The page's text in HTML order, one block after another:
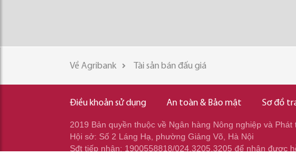
Về Agribank Tài sản bán đấu giá
Điều khoản sử dụng An toàn & Bảo mật Sơ đồ
2019 Bản quyền thuộc về Ngân hàng Nông nghiệp và Phát
Hội sở: Số 2 Láng Hạ, phường Giảng Võ, Hà Nội
Sđt tiếp nhận: 1900558818/024.3205.3205 để nhận được